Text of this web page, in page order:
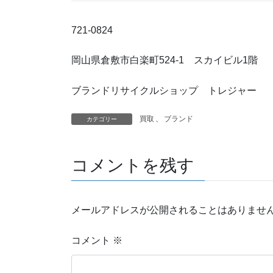
721-0824
岡山県倉敷市白楽町524-1 スカイビル1階
ブランドリサイクルショップ トレジャー
カテゴリー 買取 ブランド
コメントを残す
メールアドレスが公開されることはありませ
コメント ※